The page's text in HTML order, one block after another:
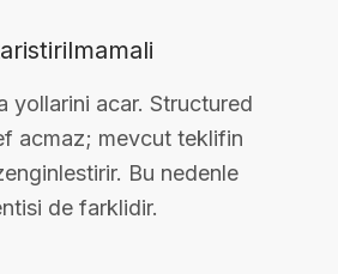
yollarini acar. Structured
acmaz; mevcut teklifin
Bu nedenle
de farklidir.